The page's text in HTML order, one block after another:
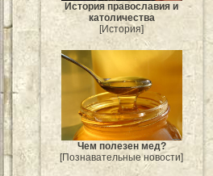
История православия и
католичества
[История]
Чем полезен мед?
[Познавательные новости]